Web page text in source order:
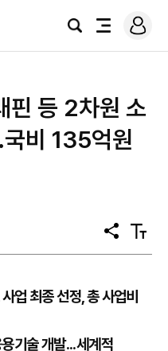
검
전
로
그
핀 등 2차원 소
비 135억원
공
유
텍
스
업 최종 선정, 총 사업비
기술 개발...세계적